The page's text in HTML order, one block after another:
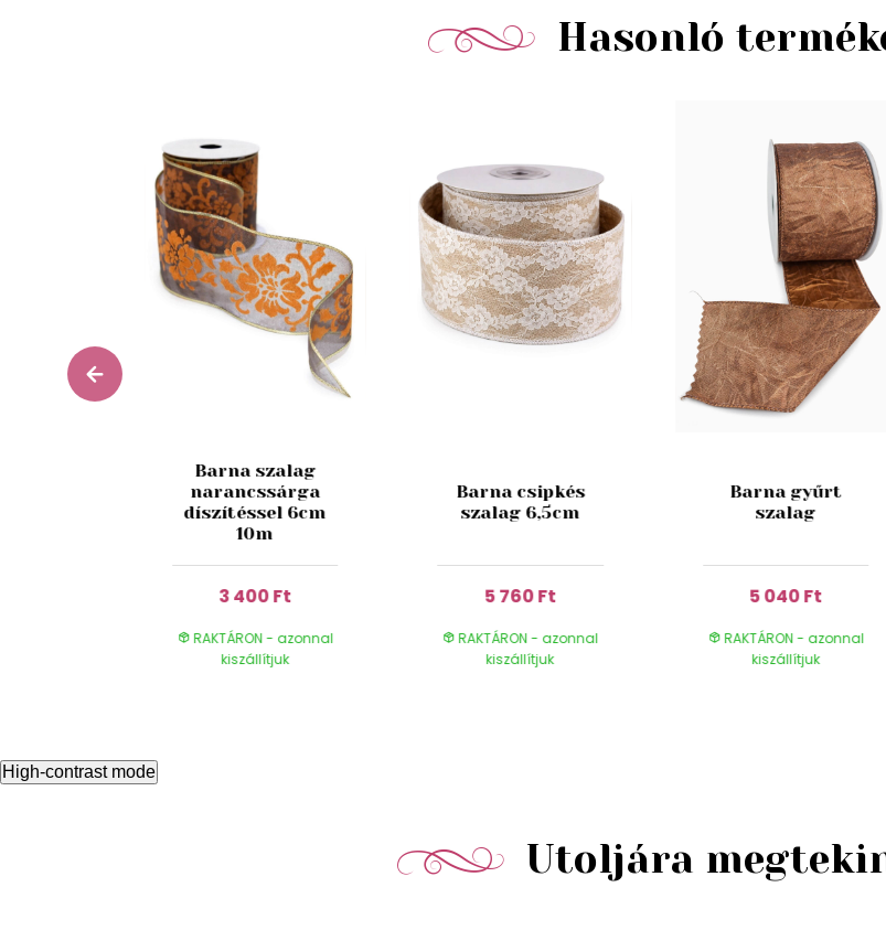
Hasonló
Barna szalag
narancssárga
díszítéssel 6cm
10m
3 400 Ft
RAKTÁRON - azonnal
kiszállítjuk
Barna csipkés
szalag 6,5cm
5 760 Ft
RAKTÁRON - azonnal
kiszállítjuk
Barna gyűrt
szalag
5 040 Ft
RAKTÁRON - azonnal
kiszállítjuk
High-contrast mode
Utoljára